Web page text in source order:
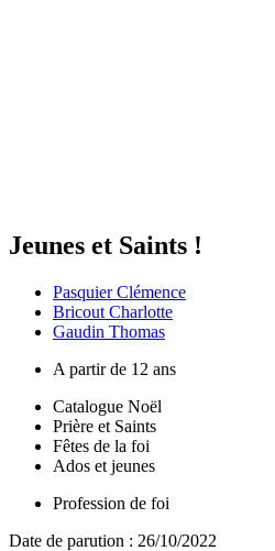
Jeunes et Saints !
Pasquier Clémence
Bricout Charlotte
Gaudin Thomas
A partir de 12 ans
Catalogue Noël
Prière et Saints
Fêtes de la foi
Ados et jeunes
Profession de foi
Date de parution : 26/10/2022